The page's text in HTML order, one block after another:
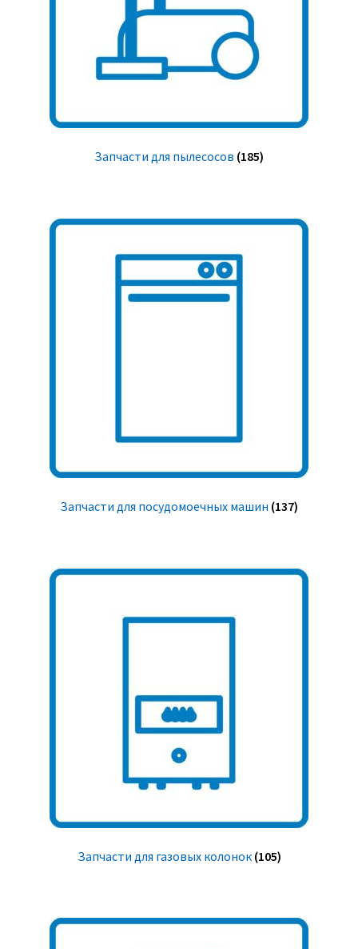
Запчасти для пылесосов (185)
Запчасти для посудомоечных машин (137)
Запчасти для газовых колонок (105)